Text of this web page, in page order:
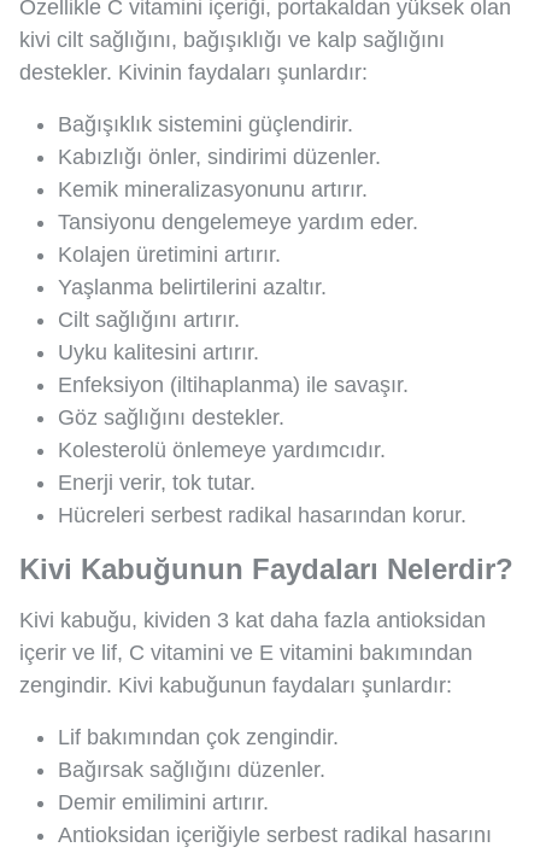
Özellikle C vitamini içeriği, portakaldan yüksek olan
kivi cilt sağlığını, bağışıklığı ve kalp sağlığını
destekler. Kivinin faydaları şunlardır:
Bağışıklık sistemini güçlendirir.
Kabızlığı önler, sindirimi düzenler.
Kemik mineralizasyonunu artırır.
Tansiyonu dengelemeye yardım eder.
Kolajen üretimini artırır.
Yaşlanma belirtilerini azaltır.
Cilt sağlığını artırır.
Uyku kalitesini artırır.
Enfeksiyon (iltihaplanma) ile savaşır.
Göz sağlığını destekler.
Kolesterolü önlemeye yardımcıdır.
Enerji verir, tok tutar.
Hücreleri serbest radikal hasarından korur.
Kivi Kabuğunun Faydaları Nelerdir?
Kivi kabuğu, kividen 3 kat daha fazla antioksidan
içerir ve lif, C vitamini ve E vitamini bakımından
zengindir. Kivi kabuğunun faydaları şunlardır:
Lif bakımından çok zengindir.
Bağırsak sağlığını düzenler.
Demir emilimini artırır.
Antioksidan içeriğiyle serbest radikal hasarını